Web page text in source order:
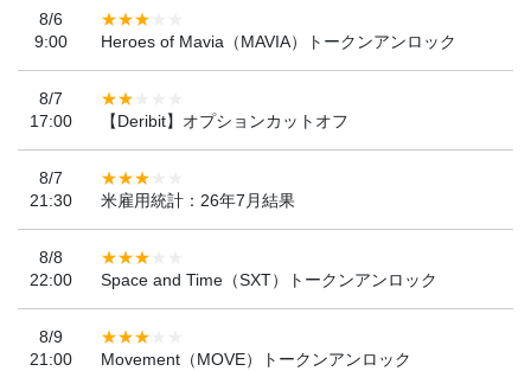
8/6
9:00
Heroes of Mavia（MAVIA）トークンアンロック
8/7
17:00
【Deribit】オプションカットオフ
8/7
21:30
米雇用統計：26年7月結果
8/8
22:00
Space and Time（SXT）トークンアンロック
8/9
21:00
Movement（MOVE）トークンアンロック